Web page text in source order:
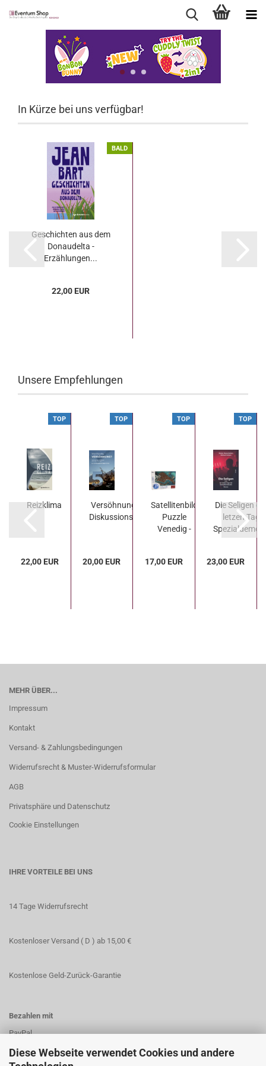
Diese Webseite verwendet Cookies und andere
In Kürze bei uns verfügbar!
BALD
Geschichten aus dem
Donaudelta -
Erzählungen...
22,00 EUR
Unsere Empfehlungen
TOP
Reizklima
22,00 EUR
TOP
Versöhnung? - Ein
Diskussionsbeitrag
20,00 EUR
TOP
Satellitenbild
Puzzle
Venedig -
17,00 EUR
TOP
Die Seligen
letzen
23,00 EUR
MEHR ÜBER...
Impressum
Kontakt
Versand- & Zahlungsbedingungen
Widerrufsrecht & Muster-Widerrufsformular
AGB
Privatsphäre und Datenschutz
Cookie Einstellungen
IHRE VORTEILE BEI UNS
14 Tage Widerrufsrecht
Kostenloser Versand ( D ) ab 15,00 €
Kostenlose Geld-Zurück-Garantie
Bezahlen mit
PayPal
Vorkasse